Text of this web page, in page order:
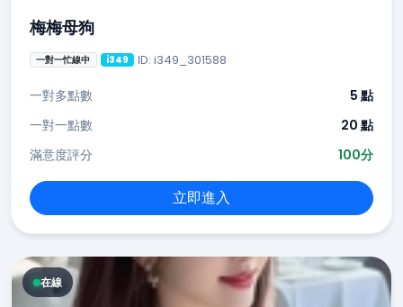
梅梅母狗
一對一忙線中 i349 ID: i349_301588
一對多點數
5 點
一對一點數
20 點
滿意度評分
100分
立即進入
在線